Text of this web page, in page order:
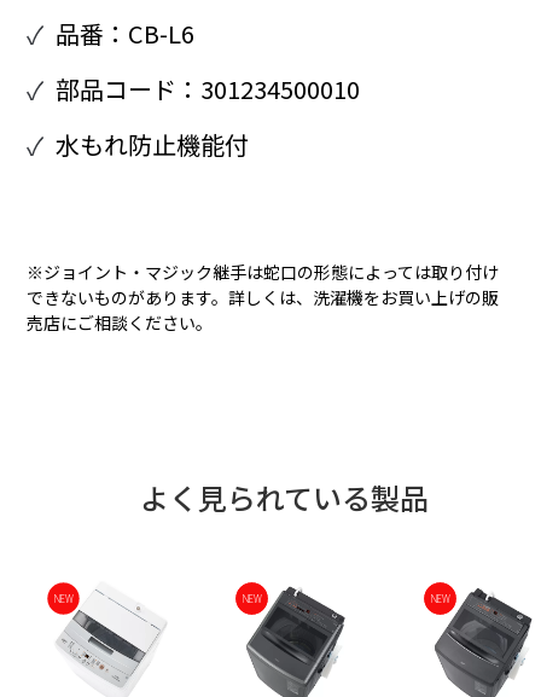
品番：CB-L6
部品コード：301234500010
水もれ防止機能付
※ジョイント・マジック継手は蛇口の形態によっては取り付け
できないものがあります。詳しくは、洗濯機をお買い上げの販
売店にご相談ください。
よく見られている製品
NEW NEW
NEW NEW
NEW